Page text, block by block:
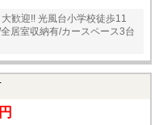
歓迎!! 光風台小学校徒歩11
居室収納有/カースペース3台